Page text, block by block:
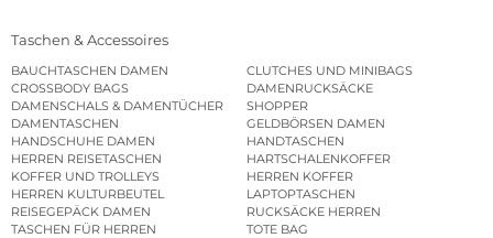
Taschen & Accessoires
BAUCHTASCHEN DAMEN
CLUTCHES UND MINIBAGS
CROSSBODY BAGS
DAMENRUCKSÄCKE
DAMENSCHALS & DAMENTÜCHER
SHOPPER
DAMENTASCHEN
GELDBÖRSEN DAMEN
HANDSCHUHE DAMEN
HANDTASCHEN
HERREN REISETASCHEN
HARTSCHALENKOFFER
KOFFER UND TROLLEYS
HERREN KOFFER
HERREN KULTURBEUTEL
LAPTOPTASCHEN
REISEGEPÄCK DAMEN
RUCKSÄCKE HERREN
TASCHEN FÜR HERREN
TOTE BAG